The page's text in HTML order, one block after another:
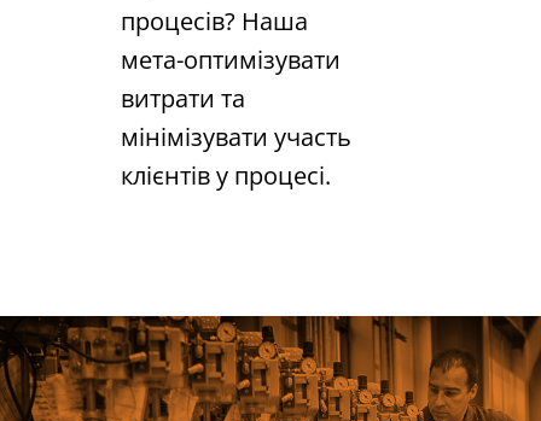
процесів? Наша
мета-оптимізувати
витрати та
мінімізувати участь
клієнтів у процесі.